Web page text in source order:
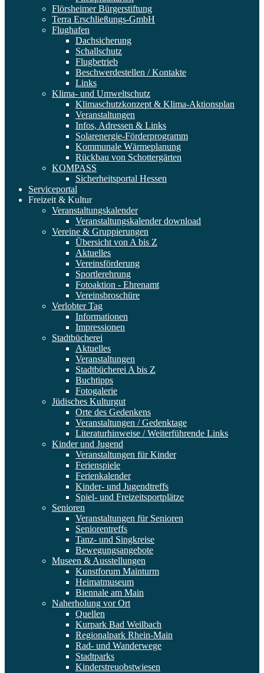
Flörsheimer Bürgerstiftung
Terra Erschließungs-GmbH
Flughafen
Dachsicherung
Schallschutz
Flugbetrieb
Beschwerdestellen / Kontakte
Links
Klima- und Umweltschutz
Klimaschutzkonzept & Klima-Aktionsplan
Veranstaltungen
Infos, Adressen & Links
Solarenergie-Förderprogramm
Kommunale Wärmeplanung
Rückbau von Schottergärten
KOMPASS
Sicherheitsportal Hessen
Serviceportal
Freizeit & Kultur
Veranstaltungskalender
Veranstaltungskalender download
Vereine & Gruppierungen
Übersicht von A bis Z
Aktuelles
Vereinsförderung
Sportlerehrung
Fotoaktion - Ehrenamt
Vereinsbroschüre
Verlobter Tag
Informationen
Impressionen
Stadtbücherei
Aktuelles
Veranstaltungen
Stadtbücherei A bis Z
Buchtipps
Fotogalerie
Jüdisches Kulturgut
Orte des Gedenkens
Veranstaltungen / Gedenktage
Literaturhinweise / Weiterführende Links
Kinder und Jugend
Veranstaltungen für Kinder
Ferienspiele
Ferienkalender
Kinder- und Jugendtreffs
Spiel- und Freizeitsportplätze
Senioren
Veranstaltungen für Senioren
Seniorentreffs
Tanz- und Singkreise
Bewegungsangebote
Museen & Ausstellungen
Kunstforum Mainturm
Heimatmuseum
Biennale am Main
Naherholung vor Ort
Quellen
Kurpark Bad Weilbach
Regionalpark Rhein-Main
Rad- und Wanderwege
Stadtparks
Kinderstreuobstwiesen